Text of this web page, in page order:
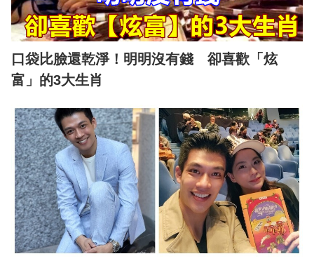
口袋比臉還乾淨！明明沒有錢 卻喜歡「炫
富」的3大生肖